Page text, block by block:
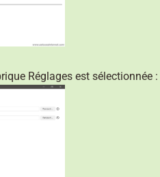
Réglages est sélectionnée :